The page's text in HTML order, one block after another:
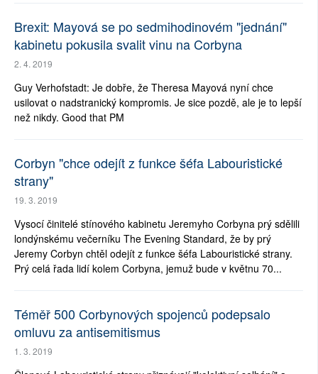
Brexit: Mayová se po sedmihodinovém "jednání"
kabinetu pokusila svalit vinu na Corbyna
2. 4. 2019
Guy Verhofstadt: Je dobře, že Theresa Mayová nyní chce
usilovat o nadstranický kompromis. Je sice pozdě, ale je to lepší
než nikdy. Good that PM
Corbyn "chce odejít z funkce šéfa Labouristické
strany"
19. 3. 2019
Vysocí činitelé stínového kabinetu Jeremyho Corbyna prý sdělili
londýnskému večerníku The Evening Standard, že by prý
Jeremy Corbyn chtěl odejít z funkce šéfa Labouristické strany.
Prý celá řada lidí kolem Corbyna, jemuž bude v květnu 70...
Téměř 500 Corbynových spojenců podepsalo
omluvu za antisemitismus
1. 3. 2019